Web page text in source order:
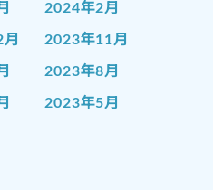
2024年2月
2023年11月
2023年8月
2023年5月